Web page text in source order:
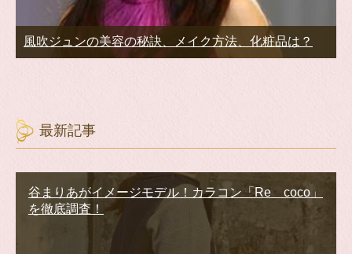
風吹ジュンの美容の秘訣、メイク方法、化粧品は？
最新記事
谷まりあがイメージモデル！カラコン「Re coco」
を徹底調査！